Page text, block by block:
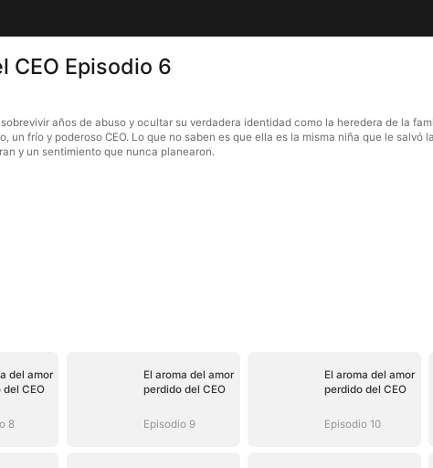
CEO Episodio 6
años de abuso y ocultar su verdadera identidad como la heredera de la
frío y poderoso CEO. Lo que no saben es que ella es la misma niña que le salvó
y un sentimiento que nunca planearon.
del amor
CEO
8
El aroma del amor
perdido del CEO
Episodio 9
El aroma del amor
perdido del CEO
Episodio 10